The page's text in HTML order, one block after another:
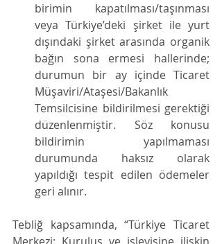
birimin kapatılması/taşınması
veya Türkiye’deki şirket ile yurt
dışındaki şirket arasında organik
bağın sona ermesi hallerinde;
durumun bir ay içinde Ticaret
Müşaviri/Ataşesi/Bakanlık
Temsilcisine bildirilmesi gerektiği
düzenlenmiştir. Söz konusu
bildirimin yapılmaması
durumunda haksız olarak
yapıldığı tespit edilen ödemeler
geri alınır.
Tebliğ kapsamında, “Türkiye Ticaret